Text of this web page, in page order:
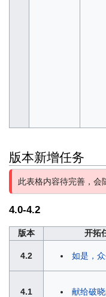
版本新增任务
此表格内容待完善，会
4.0-4.2
版本 开拓
4.2 如是，
4.1 献给破